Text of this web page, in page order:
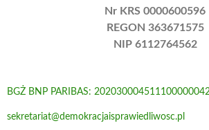
Nr KRS 0000600596
REGON 363671575
NIP 6112764562
BGŻ BNP PARIBAS:
sekretariat@demokracjaisprawiedliwosc.pl